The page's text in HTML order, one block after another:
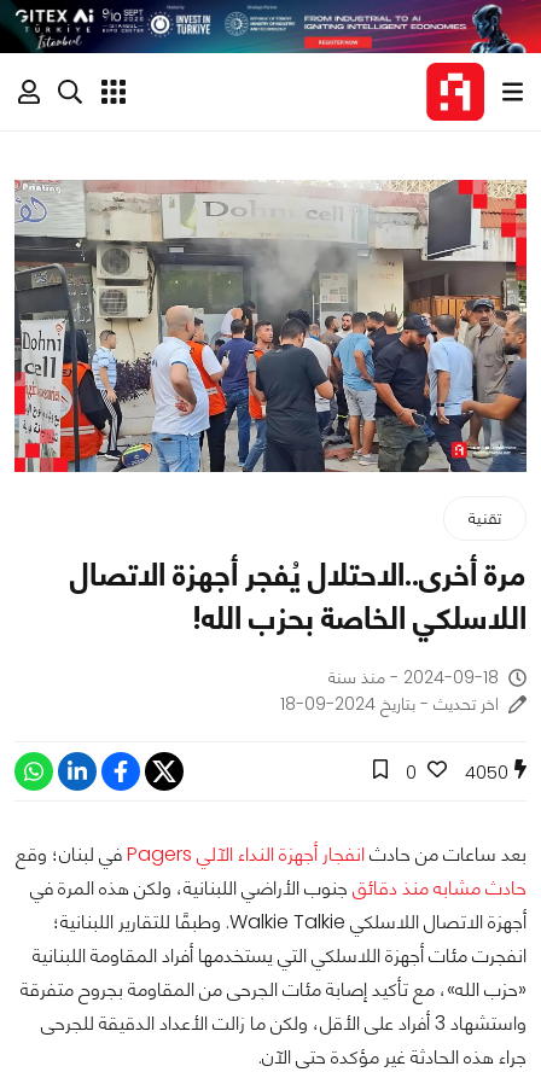
تقنية
مرة أخرى..الاحتلال يُفجر أجهزة الاتصال
اللاسلكي الخاصة بحزب الله!
2024-09-18 - منذ سنة
اخر تحديث - بتاريخ 2024-09-18
4050
0
بعد ساعات من حادثانفجار أجهزة النداء الآلي Pagers
في لبنان؛ وقع
حادث مشابه منذ دقائق جنوب الأراضي اللبنانية، ولكن هذه المرة في
أجهزة الاتصال اللاسلكي Walkie Talkie. وطبقًا للتقارير اللبنانية؛
انفجرت مئات أجهزة اللاسلكي التي يستخدمها أفراد المقاومة اللبنانية
«حزب الله»، مع تأكيد إصابة مئات الجرحى من المقاومة بجروح متفرقة
واستشهاد 3 أفراد على الأقل، ولكن ما زالت الأعداد الدقيقة للجرحى
جراء هذه الحادثة غير مؤكدة حتى الآن.